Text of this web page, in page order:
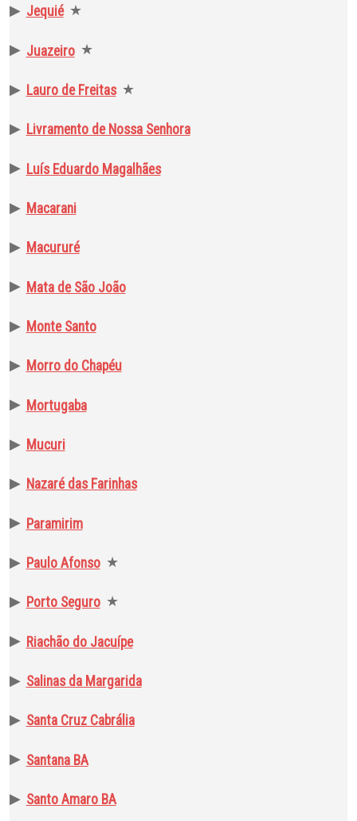
▶ Jequié ★
▶ Juazeiro ★
▶ Lauro de Freitas ★
▶ Livramento de Nossa Senhora
▶ Luís Eduardo Magalhães
▶ Macarani
▶ Macururé
▶ Mata de São João
▶ Monte Santo
▶ Morro do Chapéu
▶ Mortugaba
▶ Mucuri
▶ Nazaré das Farinhas
▶ Paramirim
▶ Paulo Afonso ★
▶ Porto Seguro ★
▶ Riachão do Jacuípe
▶ Salinas da Margarida
▶ Santa Cruz Cabrália
▶ Santana BA
▶ Santo Amaro BA